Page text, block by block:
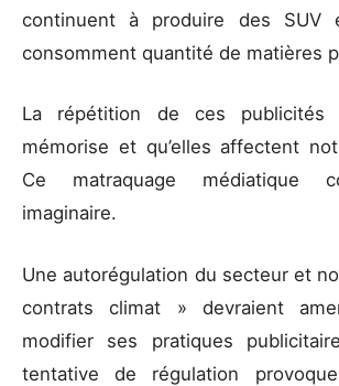
continuent à produire des SUV
consomment quantité de matières
La répétition de ces publicités
mémorise et qu’elles affectent
Ce matraquage médiatique
imaginaire.
Une autorégulation du secteur et
contrats climat » devraient
modifier ses pratiques
tentative de régulation